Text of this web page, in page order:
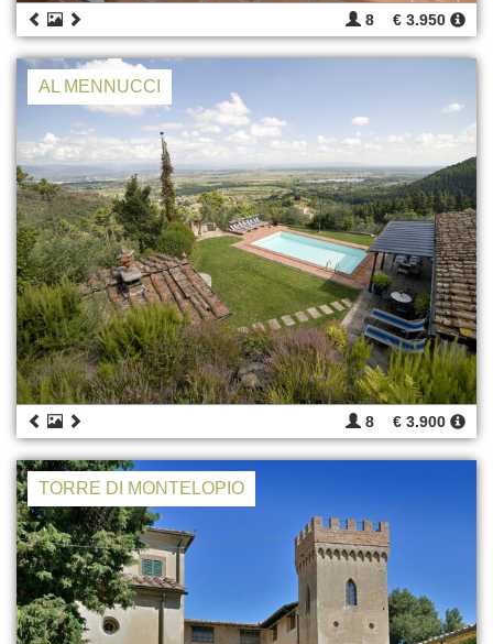
8 € 3.950
AL MENNUCCI
8 € 3.900
TORRE DI MONTELOPIO